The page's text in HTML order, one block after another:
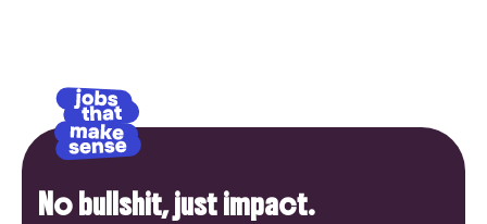
No bullshit, just impact.